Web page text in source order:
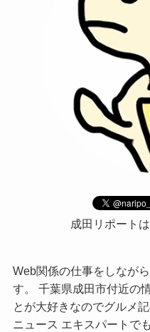
成田リポート
Web関係の仕事をしなが
す。 千葉県成田市付近の
とが大好きなのでグルメ
ニュース エキスパートで